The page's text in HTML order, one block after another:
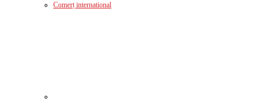
Comerț international